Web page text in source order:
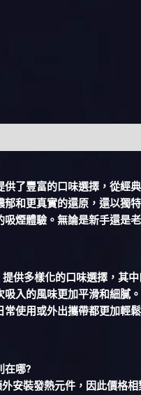
了豐富的口味選擇，從經
和更真實的還原，還以獨
煙體驗。無論是新手還是
供多樣化的口味選擇，其
入的風味更加平滑和細膩
使用或外出攜帶都更加輕鬆
在哪?
外安裝發熱元件，因此價格相